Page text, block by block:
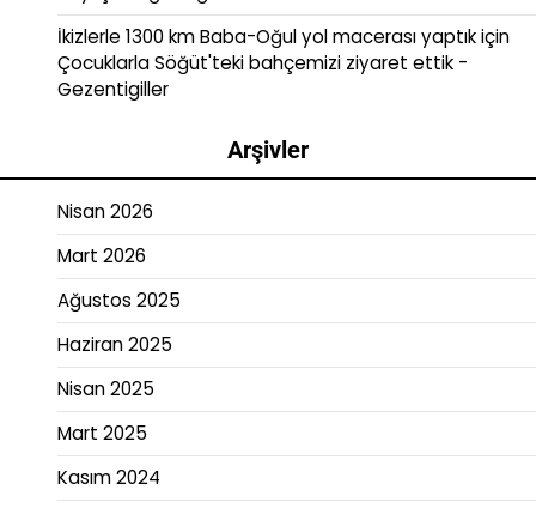
İkizlerle 1300 km Baba-Oğul yol macerası yaptıkiçin
Çocuklarla Söğüt'teki bahçemizi ziyaret ettik -
Gezentigiller
Arşivler
Nisan 2026
Mart 2026
Ağustos 2025
Haziran 2025
Nisan 2025
Mart 2025
Kasım 2024